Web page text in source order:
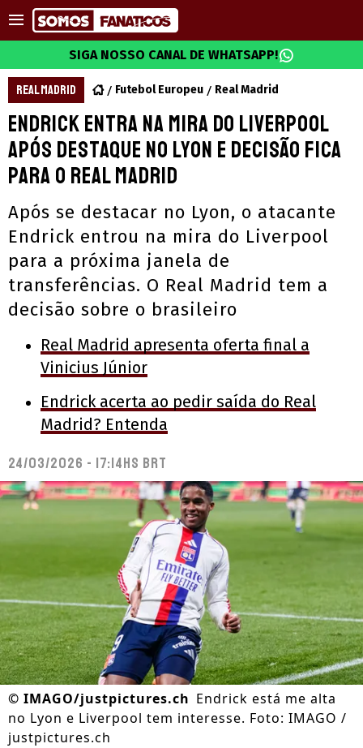
SIGA NOSSO CANAL DE WHATSAPP!
REAL MADRID Futebol Europeu Real Madrid
Endrick entra na mira do Liverpool
após destaque no Lyon e decisão fica
para o Real Madrid
Após se destacar no Lyon, o atacante
Endrick entrou na mira do Liverpool
para a próxima janela de
transferências. O Real Madrid tem a
decisão sobre o brasileiro
Real Madrid apresenta oferta final a
Vinicius Júnior
Endrick acerta ao pedir saída do Real
Madrid? Entenda
24/03/2026 - 17:14hs BRT
© IMAGO/justpictures.ch Endrick está me alta
no Lyon e Liverpool tem interesse. Foto: IMAGO /
justpictures.ch